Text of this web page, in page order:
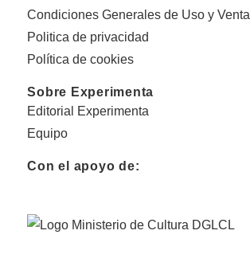
Condiciones Generales de Uso y Venta
Politica de privacidad
Política de cookies
Sobre Experimenta
Editorial Experimenta
Equipo
Con el apoyo de: